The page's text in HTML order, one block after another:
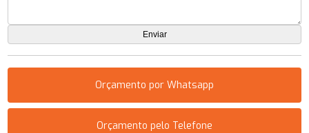
Orçamento por Whatsapp
Orçamento pelo Telefone